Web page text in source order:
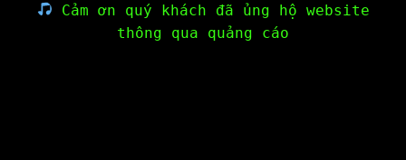
Cảm ơn quý khách đã ủng hộ website
thông qua quảng cáo